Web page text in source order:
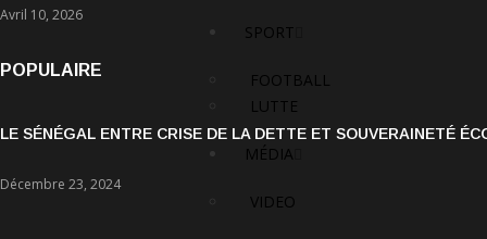
SPORT
FOOTBALL
LUTTE
MÉDIA
VIDEO
Avril 10, 2026
POPULAIRE
LE SÉNÉGAL ENTRE CRISE DE LA DETTE ET SOUVERAINETÉ
Décembre 23, 2024